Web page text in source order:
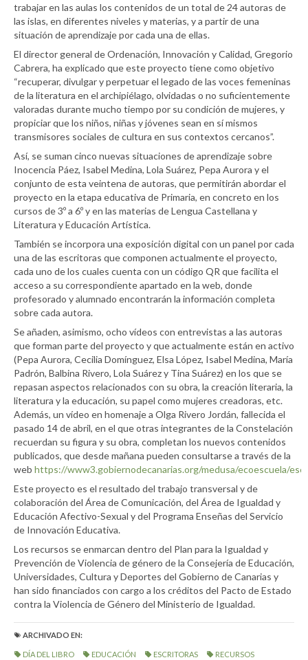
trabajar en las aulas los contenidos de un total de 24 autoras de
las islas, en diferentes niveles y materias, y a partir de una
situación de aprendizaje por cada una de ellas.
El director general de Ordenación, Innovación y Calidad, Gregorio
Cabrera, ha explicado que este proyecto tiene como objetivo
“recuperar, divulgar y perpetuar el legado de las voces femeninas
de la literatura en el archipiélago, olvidadas o no suficientemente
valoradas durante mucho tiempo por su condición de mujeres, y
propiciar que los niños, niñas y jóvenes sean en sí mismos
transmisores sociales de cultura en sus contextos cercanos”.
Así, se suman cinco nuevas situaciones de aprendizaje sobre
Inocencia Páez, Isabel Medina, Lola Suárez, Pepa Aurora y el
conjunto de esta veintena de autoras, que permitirán abordar el
proyecto en la etapa educativa de Primaria, en concreto en los
cursos de 3º a 6º y en las materias de Lengua Castellana y
Literatura y Educación Artística.
También se incorpora una exposición digital con un panel por cada
una de las escritoras que componen actualmente el proyecto,
cada uno de los cuales cuenta con un código QR que facilita el
acceso a su correspondiente apartado en la web, donde
profesorado y alumnado encontrarán la información completa
sobre cada autora.
Se añaden, asimismo, ocho vídeos con entrevistas a las autoras
que forman parte del proyecto y que actualmente están en activo
(Pepa Aurora, Cecilia Domínguez, Elsa López, Isabel Medina, María
Padrón, Balbina Rivero, Lola Suárez y Tina Suárez) en los que se
repasan aspectos relacionados con su obra, la creación literaria, la
literatura y la educación, su papel como mujeres creadoras, etc.
Además, un vídeo en homenaje a Olga Rivero Jordán, fallecida el
pasado 14 de abril, en el que otras integrantes de la Constelación
recuerdan su figura y su obra, completan los nuevos contenidos
publicados, que desde mañana pueden consultarse a través de la
web https://www3.gobiernodecanarias.org/medusa/ecoescuela/
Este proyecto es el resultado del trabajo transversal y de
colaboración del Área de Comunicación, del Área de Igualdad y
Educación Afectivo-Sexual y del Programa Enseñas del Servicio
de Innovación Educativa.
Los recursos se enmarcan dentro del Plan para la Igualdad y
Prevención de Violencia de género de la Consejería de Educación,
Universidades, Cultura y Deportes del Gobierno de Canarias y
han sido financiados con cargo a los créditos del Pacto de Estado
contra la Violencia de Género del Ministerio de Igualdad.
ARCHIVADO EN:
DÍA DEL LIBRO EDUCACIÓN ESCRITORAS RECURSOS